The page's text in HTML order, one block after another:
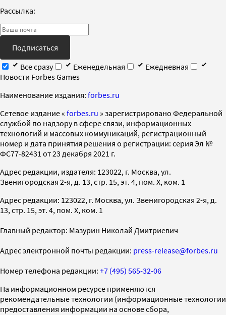
Рассылка:
Подписаться
Все сразу
Еженедельная
Ежедневная
Новости Forbes Games
Наименование издания: forbes.ru
Cетевое издание « forbes.ru » зарегистрировано Федеральной
службой по надзору в сфере связи, информационных
технологий и массовых коммуникаций, регистрационный
номер и дата принятия решения о регистрации: серия Эл №
ФС77-82431 от 23 декабря 2021 г.
Адрес редакции, издателя: 123022, г. Москва, ул.
Звенигородская 2-я, д. 13, стр. 15, эт. 4, пом. X, ком. 1
Адрес редакции: 123022, г. Москва, ул. Звенигородская 2-я, д.
13, стр. 15, эт. 4, пом. X, ком. 1
Главный редактор: Мазурин Николай Дмитриевич
Адрес электронной почты редакции: press-release@forbes.ru
Номер телефона редакции: +7 (495) 565-32-06
На информационном ресурсе применяются
рекомендательные технологии (информационные технологии
предоставления информации на основе сбора,